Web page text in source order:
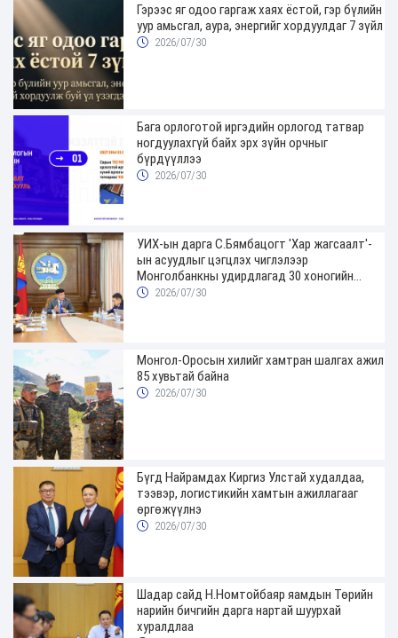
Гэрээс яг одоо гаргаж хаях ёстой, гэр бүлийн
уур амьсгал, аура, энергийг хордуулдаг 7 зүйл
2026/07/30
Бага орлоготой иргэдийн орлогод татвар
ногдуулахгүй байх эрх зүйн орчныг
бүрдүүллээ
2026/07/30
УИХ-ын дарга С.Бямбацогт 'Хар жагсаалт'-
ын асуудлыг цэгцлэх чиглэлээр
Монголбанкны удирдлагад 30 хоногийн
хугацаатай үүрэг өглөө
2026/07/30
Монгол-Оросын хилийг хамтран шалгах ажил
85 хувьтай байна
2026/07/30
Бүгд Найрамдах Киргиз Улстай худалдаа,
тээвэр, логистикийн хамтын ажиллагааг
өргөжүүлнэ
2026/07/30
Шадар сайд Н.Номтойбаяр яамдын Төрийн
нарийн бичгийн дарга нартай шуурхай
хуралдлаа